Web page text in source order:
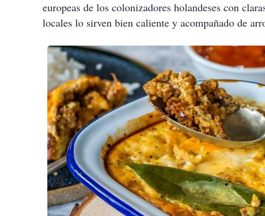
europeas de los colonizadores holandeses con
locales lo sirven bien caliente y acompañado de